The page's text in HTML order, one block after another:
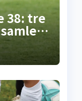
38: tre